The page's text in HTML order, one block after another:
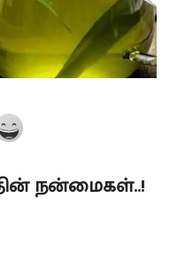
நன்மைகள்..!